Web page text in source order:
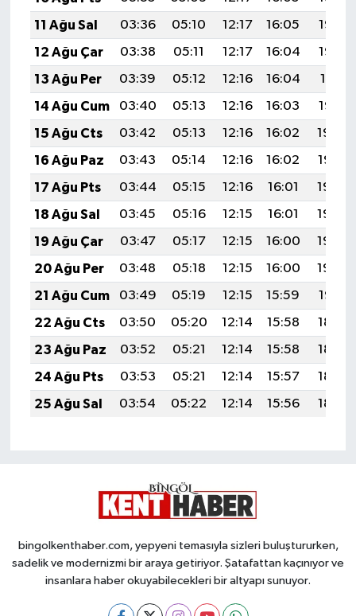
11 Ağu Sal
03:36 05:10 12:17 16:05
19:14
12 Ağu Çar
03:38 05:11 12:17 16:04
19:12
13 Ağu Per
03:39 05:12 12:16 16:04
19:11
14 Ağu Cum
03:40 05:13 12:16 16:03
19:10
15 Ağu Cts
03:42 05:13 12:16 16:02
19:09
16 Ağu Paz
03:43 05:14 12:16 16:02
19:07
17 Ağu Pts
03:44 05:15 12:16 16:01
19:06
18 Ağu Sal
03:45 05:16 12:15 16:01
19:05
19 Ağu Çar
03:47 05:17 12:15 16:00
19:03
20 Ağu Per
03:48 05:18 12:15 16:00
19:02
21 Ağu Cum
03:49 05:19 12:15 15:59
19:01
22 Ağu Cts
03:50 05:20 12:14 15:58
18:59
23 Ağu Paz
03:52 05:21 12:14 15:58
18:58
24 Ağu Pts
03:53 05:21 12:14 15:57
18:57
25 Ağu Sal
03:54 05:22 12:14 15:56 18:55
bingolkenthaber.com, yepyeni temasıyla sizleri buluştururken,
sadelik ve modernizmi bir araya getiriyor. Şatafattan kaçınıyor ve
insanlara haber okuyabilecekleri bir altyapı sunuyor.